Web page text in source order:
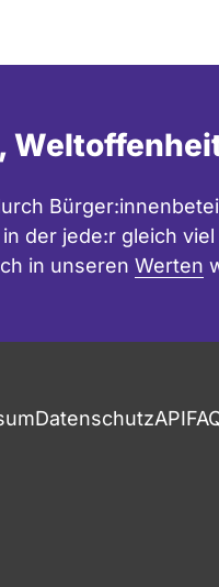
der jede:r gleich
in unseren Werten
DatenschutzAPI